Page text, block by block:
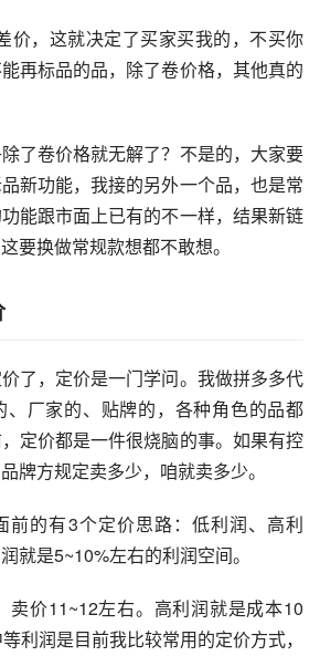
价，这就决定了买家买我的，不买你
再标品的品，除了卷价格，其他真的
了卷价格就无解了？不是的，大家要
新功能，我接的另外一个品，也是常
能跟市面上已有的不一样，结果新链
要换做常规款想都不敢想。
了，定价是一门学问。我做拼多多代
、厂家的、贴牌的，各种角色的品都
定价都是一件很烧脑的事。如果有控
牌方规定卖多少，咱就卖多少。
前的有3个定价思路：低利润、高利
就是5~10%左右的利润空间。
卖价11~12左右。高利润就是成本10
利润是目前我比较常用的定价方式，